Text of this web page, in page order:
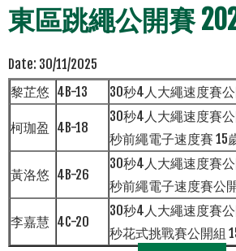
東區跳繩公開賽
Date: 30/11/2025
黎芷悠 4B-13 30秒4人大繩速度賽
柯珈盈 4B-18
30秒4人大繩速度賽
秒前繩電子速度賽 15
黃洛悠 4B-26
30秒4人大繩速度賽
秒前繩電子速度賽公
李嘉慧 4C-20
30秒4人大繩速度賽
秒花式挑戰賽公開組